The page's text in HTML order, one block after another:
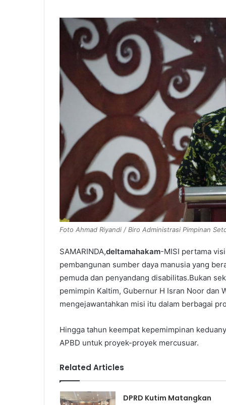
Foto Ahmad Riyandi / Biro Administrasi Pimpinan
SAMARINDA,deltamahakam-MISI pertama
pembangunan sumber daya manusia yang
pemuda dan penyandang disabilitas.Bukan
pemimpin Kaltim, Gubernur H Isran Noor dan
mengejawantahkan misi itu dalam berbagai
Hingga tahun keempat kepemimpinan
APBD untuk proyek-proyek mercusuar.
Related Articles
DPRD Kutim Matangkan